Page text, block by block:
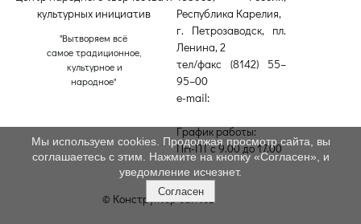
культурных инициатив
"Вытворяем всё
самое традиционное,
культурное и
народное"
Республика Карелия,
г. Петрозаводск, пл.
Ленина, 2
тел/факс (8142) 55–
95–00
e-mail:
График работы:
ПН-ПТ с 9.00 до 17.00
© Конструктор сайтов
Мы используем cookies. Продолжая просмотр сайта, вы
соглашаетесь с этим. Нажмите на кнопку «Согласен», и
уведомление исчезнет.
Согласен